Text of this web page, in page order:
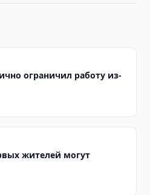
ограничил работу из-
жителей могут